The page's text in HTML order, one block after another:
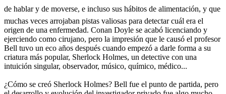
de hablar y de moverse, e incluso sus hábitos de alimentación, y que
muchas veces arrojaban pistas valiosas para detectar cuál era el
origen de una enfermedad. Conan Doyle se acabó licenciando y
ejerciendo como cirujano, pero la impresión que le causó el profesor
Bell tuvo un eco años después cuando empezó a darle forma a su
criatura más popular, Sherlock Holmes, un detective con una
intuición singular, observador, músico, químico, médico...
¿Cómo se creó Sherlock Holmes? Bell fue el punto de partida, pero